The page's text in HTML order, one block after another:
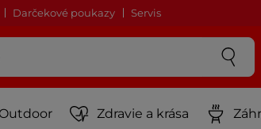
Darčekové poukazy Servis
Outdoor Zdravie a krása